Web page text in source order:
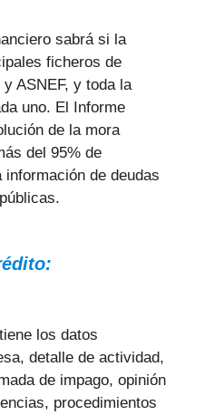
sabrá si la
ficheros de
ASNEF, y toda la
uno. El Informe
de la mora
del 95% de
de deudas
los datos
detalle de actividad,
de impago, opinión
procedimientos